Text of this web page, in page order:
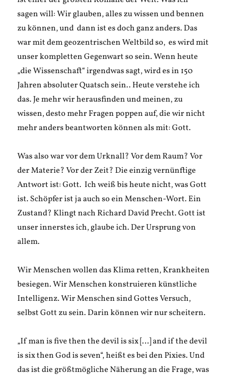
sagen will: Wir glauben, alles zu wissen und bennen
zu können, und dann ist es doch ganz anders. Das
war mit dem geozentrischen Weltbild so, es wird mit
unser kompletten Gegenwart so sein. Wenn heute
„die Wissenschaft“ irgendwas sagt, wird es in 150
Jahren absoluter Quatsch sein.. Heute verstehe ich
das. Je mehr wir herausfinden und meinen, zu
wissen, desto mehr Fragen poppen auf, die wir nicht
mehr anders beantworten können als mit: Gott.
Was also war vor dem Urknall? Vor dem Raum? Vor
der Materie? Vor der Zeit? Die einzig vernünftige
Antwort ist: Gott. Ich weiß bis heute nicht, was Gott
ist. Schöpfer ist ja auch so ein Menschen-Wort. Ein
Zustand? Klingt nach Richard David Precht. Gott ist
unser innerstes ich, glaube ich. Der Ursprung von
allem.
Wir Menschen wollen das Klima retten, Krankheiten
besiegen. Wir Menschen konstruieren künstliche
Intelligenz. Wir Menschen sind Gottes Versuch,
selbst Gott zu sein. Darin können wir nur scheitern.
„If man is five then the devil is six […] and if the devil
is six then God is seven“, heißt es bei den Pixies. Und
das ist die größtmögliche Näherung an die Frage, was